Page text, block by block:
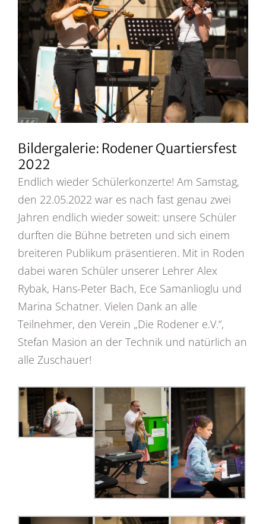
Bild
Bildergalerie: Rodener Quartiersfest
2022
Endlich wieder Schülerkonzerte! Am Samstag,
den 22.05.2022 war es nach fast genau zwei
Jahren endlich wieder soweit: unsere Schüler
durften die Bühne betreten und sich einem
breiteren Publikum präsentieren. Mit in Roden
dabei waren Schüler unserer Lehrer Alex
Rybak, Hans-Peter Bach, Ece Samanlioglu und
Marina Schatner. Vielen Dank an alle
Teilnehmer, den Verein „Die Rodener e.V.“,
Stefan Masion an der Technik und natürlich an
alle Zuschauer!